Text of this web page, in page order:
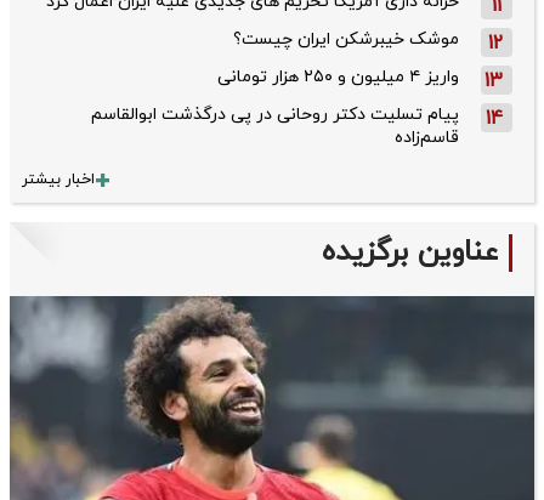
11
12 موشک خیبرشکن ایران چیست؟
13 واریز ۴ میلیون و ۲۵۰ هزار تومانی
14
پیام تسلیت دکتر روحانی در پی درگذشت ابوالقاسم
قاسم‌زاده
اخبار بیشتر
عناوین برگزیده